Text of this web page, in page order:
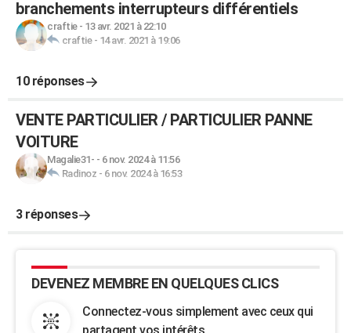
branchements interrupteurs différentiels
craftie- 13 avr. 2021 à 22:10
craftie- 14 avr. 2021 à 19:06
10 réponses
VENTE PARTICULIER / PARTICULIER PANNE
VOITURE
Magalie31- - 6 nov. 2024 à 11:56
Radinoz - 6 nov. 2024 à 16:53
3 réponses
DEVENEZ MEMBRE EN QUELQUES CLICS
Connectez-vous simplement avec ceux qui